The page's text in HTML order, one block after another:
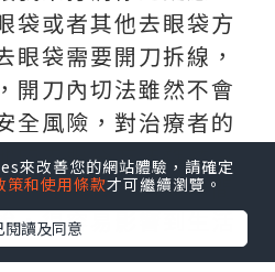
袋或者其他去眼袋方
眼袋需要開刀拆線，
開刀內切法雖然不會
全風險，對治療者的
的去眼袋方法雖然沒
，見效慢，對於時間
，很容易影響到生活
來改善您的網站體驗，請確定
策和使用條款才可繼續瀏覽。
閱讀及同意